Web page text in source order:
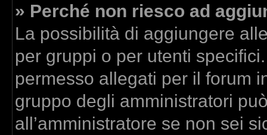
» Perché non riesco ad
La possibilità di aggiungere
per gruppi o per utenti
permesso allegati per il forum
gruppo degli amministratori
all’amministratore se non sei